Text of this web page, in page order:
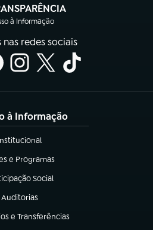
à Informação
(abre em nova aba)
nas redes sociais
à Informação
em nova aba)
e Programas
em nova aba)
Social
em nova aba)
Auditorias
(abre em nova aba)
e Transferências
nova aba)